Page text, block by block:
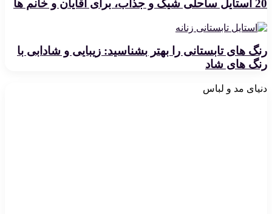
20 استایل ساحلی شیک و جذاب، برای آقایان و خانم ها
رنگ های تابستانی را بهتر بشناسید: زیبایی و شادابی با
رنگ های شاد
دنیای مد و لباس